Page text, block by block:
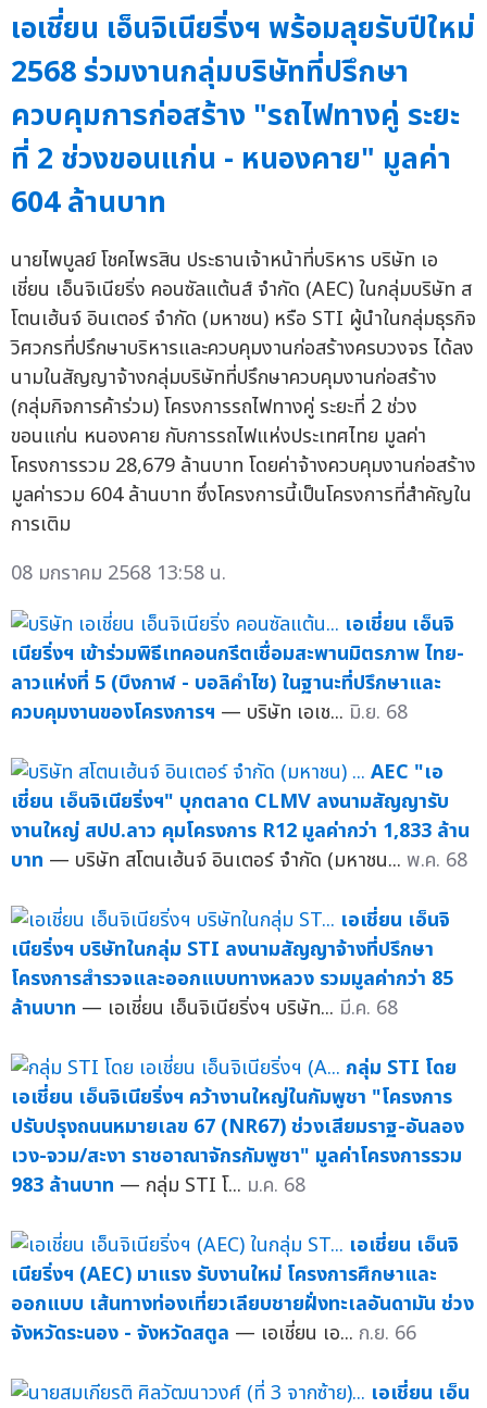
เอเชี่ยน เอ็นจิเนียริ่งฯ พร้อมลุยรับปีใหม่
2568 ร่วมงานกลุ่มบริษัทที่ปรึกษา
ควบคุมการก่อสร้าง "รถไฟทางคู่ ระยะ
ที่ 2 ช่วงขอนแก่น - หนองคาย" มูลค่า
604 ล้านบาท
นายไพบูลย์ โชคไพรสิน ประธานเจ้าหน้าที่บริหาร บริษัท เอ
เชี่ยน เอ็นจิเนียริ่ง คอนซัลแต้นส์ จำกัด (AEC) ในกลุ่มบริษัท ส
โตนเฮ้นจ์ อินเตอร์ จำกัด (มหาชน) หรือ STI ผู้นำในกลุ่มธุรกิจ
วิศวกรที่ปรึกษาบริหารและควบคุมงานก่อสร้างครบวงจร ได้ลง
นามในสัญญาจ้างกลุ่มบริษัทที่ปรึกษาควบคุมงานก่อสร้าง
(กลุ่มกิจการค้าร่วม) โครงการรถไฟทางคู่ ระยะที่ 2 ช่วง
ขอนแก่น หนองคาย กับการรถไฟแห่งประเทศไทย มูลค่า
โครงการรวม 28,679 ล้านบาท โดยค่าจ้างควบคุมงานก่อสร้าง
มูลค่ารวม 604 ล้านบาท ซึ่งโครงการนี้เป็นโครงการที่สำคัญใน
การเติม
08 มกราคม 2568 13:58 น.
เอเชี่ยน เอ็นจิ
เนียริ่งฯ เข้าร่วมพิธีเทคอนกรีตเชื่อมสะพานมิตรภาพ ไทย-
ลาวแห่งที่ 5 (บึงกาฬ - บอลิคำไซ) ในฐานะที่ปรึกษาและ
ควบคุมงานของโครงการฯ — บริษัท เอเช... มิ.ย. 68
AEC "เอ
เชี่ยน เอ็นจิเนียริ่งฯ" บุกตลาด CLMV ลงนามสัญญารับ
งานใหญ่ สปป.ลาว คุมโครงการ R12 มูลค่ากว่า 1,833 ล้าน
บาท — บริษัท สโตนเฮ้นจ์ อินเตอร์ จำกัด (มหาชน... พ.ค. 68
เอเชี่ยน เอ็นจิ
เนียริ่งฯ บริษัทในกลุ่ม STI ลงนามสัญญาจ้างที่ปรึกษา
โครงการสำรวจและออกแบบทางหลวง รวมมูลค่ากว่า 85
ล้านบาท — เอเชี่ยน เอ็นจิเนียริ่งฯ บริษัท... มี.ค. 68
กลุ่ม STI โดย
เอเชี่ยน เอ็นจิเนียริ่งฯ คว้างานใหญ่ในกัมพูชา "โครงการ
ปรับปรุงถนนหมายเลข 67 (NR67) ช่วงเสียมราฐ-อันลอง
เวง-จวม/สะงา ราชอาณาจักรกัมพูชา" มูลค่าโครงการรวม
983 ล้านบาท — กลุ่ม STI โ... ม.ค. 68
เอเชี่ยน เอ็นจิ
เนียริ่งฯ (AEC) มาแรง รับงานใหม่ โครงการศึกษาและ
ออกแบบ เส้นทางท่องเที่ยวเลียบชายฝั่งทะเลอันดามัน ช่วง
จังหวัดระนอง - จังหวัดสตูล — เอเชี่ยน เอ... ก.ย. 66
เอเชี่ยน เอ็น